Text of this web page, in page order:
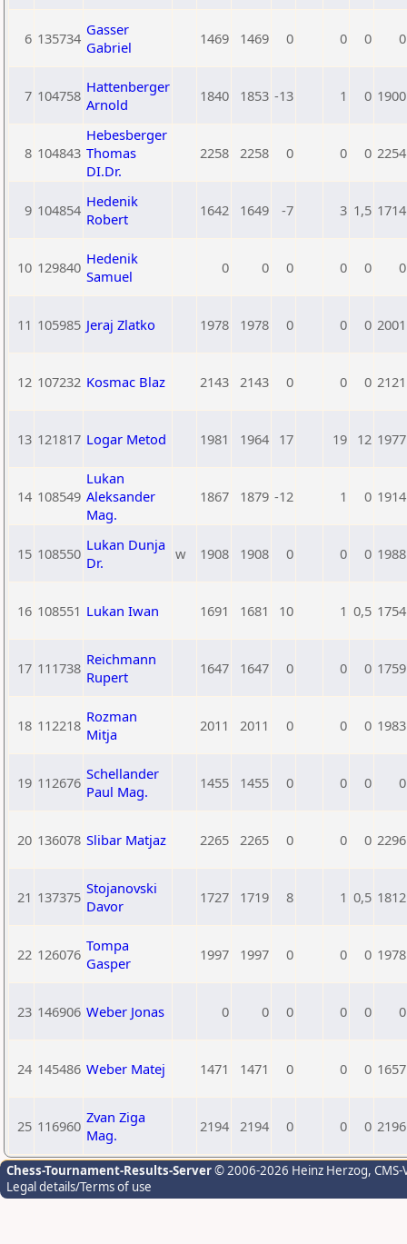
6 135734 Gasser
Gabriel
1469 1469 0 0 0 0
7 104758 Hattenberger
Arnold
1840 1853 -13 1 0 1900
8 104843
Hebesberger
Thomas
DI.Dr.
2258 2258 0 0 0 2254
9 104854 Hedenik
Robert
1642 1649 -7 3 1,5 1714
10 129840 Hedenik
Samuel
0 0 0 0 0 0
11 105985 Jeraj Zlatko 1978 1978 0 0 0 2001
12 107232 Kosmac Blaz 2143 2143 0 0 0 2121
13 121817 Logar Metod 1981 1964 17 19 12 1977
14 108549
Lukan
Aleksander
Mag.
1867 1879 -12 1 0 1914
15 108550 Lukan Dunja
Dr.
w 1908 1908 0 0 0 1988
16 108551 Lukan Iwan 1691 1681 10 1 0,5 1754
17 111738 Reichmann
Rupert
1647 1647 0 0 0 1759
18 112218 Rozman
Mitja
2011 2011 0 0 0 1983
19 112676 Schellander
Paul Mag.
1455 1455 0 0 0 0
20 136078 Slibar Matjaz 2265 2265 0 0 0 2296
21 137375 Stojanovski
Davor
1727 1719 8 1 0,5 1812
22 126076 Tompa
Gasper
1997 1997 0 0 0 1978
23 146906 Weber Jonas 0 0 0 0 0 0
24 145486 Weber Matej 1471 1471 0 0 0 1657
25 116960 Zvan Ziga
Mag.
2194 2194 0 0 0 2196
Chess-Tournament-Results-Server© 2006-2026 Heinz Herzog,
Legal details/Terms of use